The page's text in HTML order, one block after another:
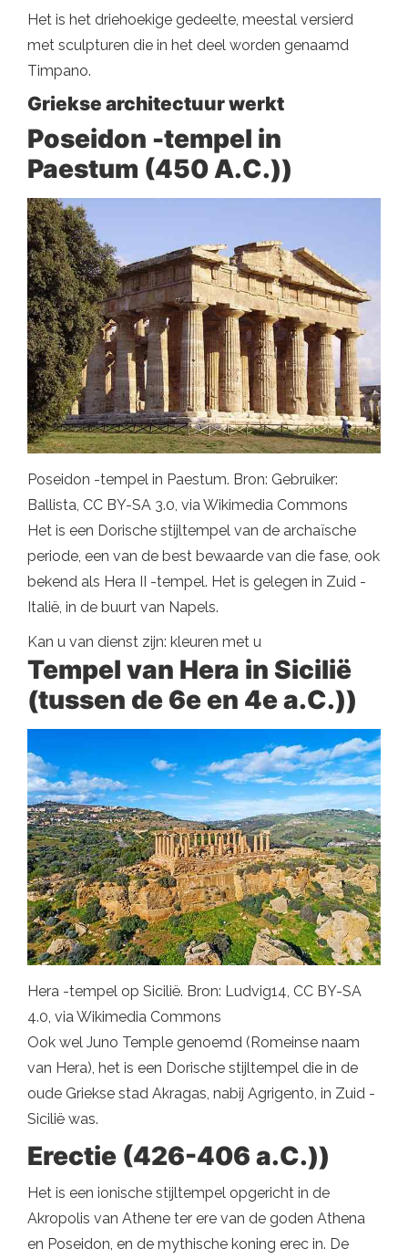
Het is het driehoekige gedeelte, meestal versierd
met sculpturen die in het deel worden genaamd
Timpano.
Griekse architectuur werkt
Poseidon -tempel in
Paestum (450 A.C.))
Poseidon -tempel in Paestum. Bron: Gebruiker:
Ballista, CC BY-SA 3.0, via Wikimedia Commons
Het is een Dorische stijltempel van de archaïsche
periode, een van de best bewaarde van die fase, ook
bekend als Hera II -tempel. Het is gelegen in Zuid -
Italië, in de buurt van Napels.
Kan u van dienst zijn: kleuren met u
Tempel van Hera in Sicilië
(tussen de 6e en 4e a.C.))
Hera -tempel op Sicilië. Bron: Ludvig14, CC BY-SA
4.0, via Wikimedia Commons
Ook wel Juno Temple genoemd (Romeinse naam
van Hera), het is een Dorische stijltempel die in de
oude Griekse stad Akragas, nabij Agrigento, in Zuid -
Sicilië was.
Erectie (426-406 a.C.))
Het is een ionische stijltempel opgericht in de
Akropolis van Athene ter ere van de goden Athena
en Poseidon, en de mythische koning erec in. De